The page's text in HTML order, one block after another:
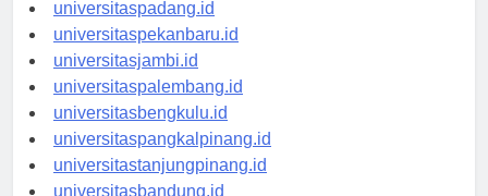
universitaspadang.id
universitaspekanbaru.id
universitasjambi.id
universitaspalembang.id
universitasbengkulu.id
universitaspangkalpinang.id
universitastanjungpinang.id